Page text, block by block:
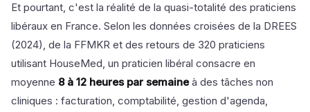
Et pourtant, c'est la réalité de la quasi-totalité des praticiens
libéraux en France. Selon les données croisées de la DREES
(2024), de la FFMKR et des retours de 320 praticiens
utilisant HouseMed, un praticien libéral consacre en
moyenne 8 à 12 heures par semaineà des tâches non
cliniques : facturation, comptabilité, gestion d'agenda,